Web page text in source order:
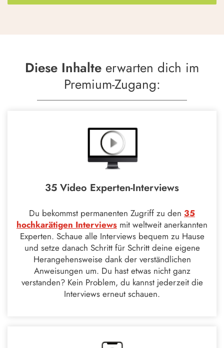
Diese Inhalte erwarten dich im
Premium-Zugang:
35 Video Experten-Interviews
Du bekommst permanenten Zugriff zu den 35
hochkarätigen Interviews mit weltweit anerkannten
Experten. Schaue alle Interviews bequem zu Hause
und setze danach Schritt für Schritt deine eigene
Herangehensweise dank der verständlichen
Anweisungen um. Du hast etwas nicht ganz
verstanden? Kein Problem, du kannst jederzeit die
Interviews erneut schauen.